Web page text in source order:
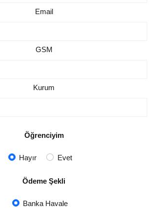
Email
GSM
Kurum
Öğrenciyim
Hayır Evet
Ödeme Şekli
Banka Havale